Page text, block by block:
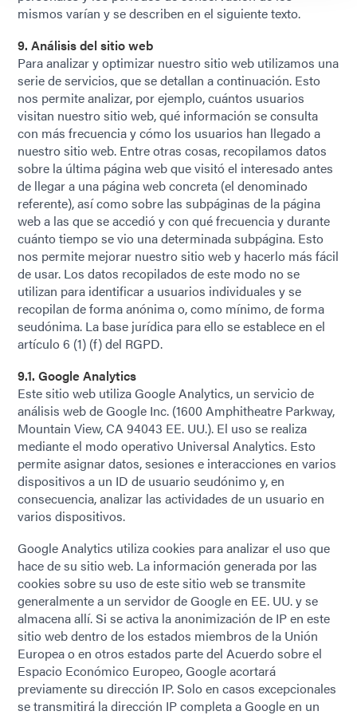
mismos varían y se describen en el siguiente texto.
9. Análisis del sitio web
Para analizar y optimizar nuestro sitio web utilizamos una
serie de servicios, que se detallan a continuación. Esto
nos permite analizar, por ejemplo, cuántos usuarios
visitan nuestro sitio web, qué información se consulta
con más frecuencia y cómo los usuarios han llegado a
nuestro sitio web. Entre otras cosas, recopilamos datos
sobre la última página web que visitó el interesado antes
de llegar a una página web concreta (el denominado
referente), así como sobre las subpáginas de la página
web a las que se accedió y con qué frecuencia y durante
cuánto tiempo se vio una determinada subpágina. Esto
nos permite mejorar nuestro sitio web y hacerlo más fácil
de usar. Los datos recopilados de este modo no se
utilizan para identificar a usuarios individuales y se
recopilan de forma anónima o, como mínimo, de forma
seudónima. La base jurídica para ello se establece en el
artículo 6 (1) (f) del RGPD.
9.1. Google Analytics
Este sitio web utiliza Google Analytics, un servicio de
análisis web de Google Inc. (1600 Amphitheatre Parkway,
Mountain View, CA 94043 EE. UU.). El uso se realiza
mediante el modo operativo Universal Analytics. Esto
permite asignar datos, sesiones e interacciones en varios
dispositivos a un ID de usuario seudónimo y, en
consecuencia, analizar las actividades de un usuario en
varios dispositivos.
Google Analytics utiliza cookies para analizar el uso que
hace de su sitio web. La información generada por las
cookies sobre su uso de este sitio web se transmite
generalmente a un servidor de Google en EE. UU. y se
almacena allí. Si se activa la anonimización de IP en este
sitio web dentro de los estados miembros de la Unión
Europea o en otros estados parte del Acuerdo sobre el
Espacio Económico Europeo, Google acortará
previamente su dirección IP. Solo en casos excepcionales
se transmitirá la dirección IP completa a Google en un